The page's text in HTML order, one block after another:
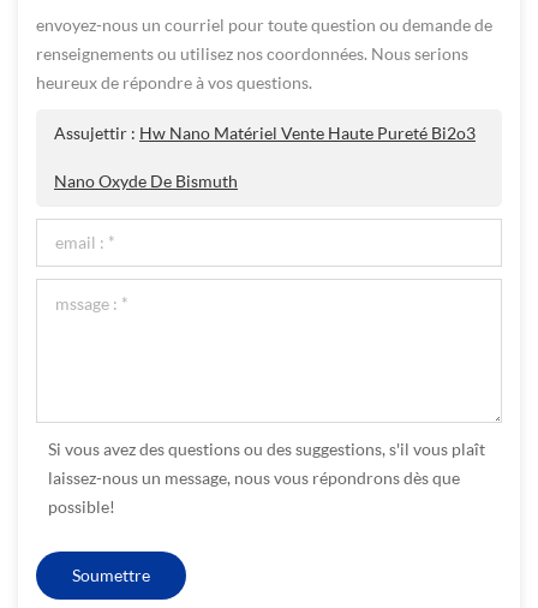
envoyez-nous un courriel pour toute question ou demande de
renseignements ou utilisez nos coordonnées. Nous serions
heureux de répondre à vos questions.
Assujettir : Hw Nano Matériel Vente Haute Pureté Bi2o3
Nano Oxyde De Bismuth
Si vous avez des questions ou des suggestions, s'il vous plaît
laissez-nous un message, nous vous répondrons dès que
possible!